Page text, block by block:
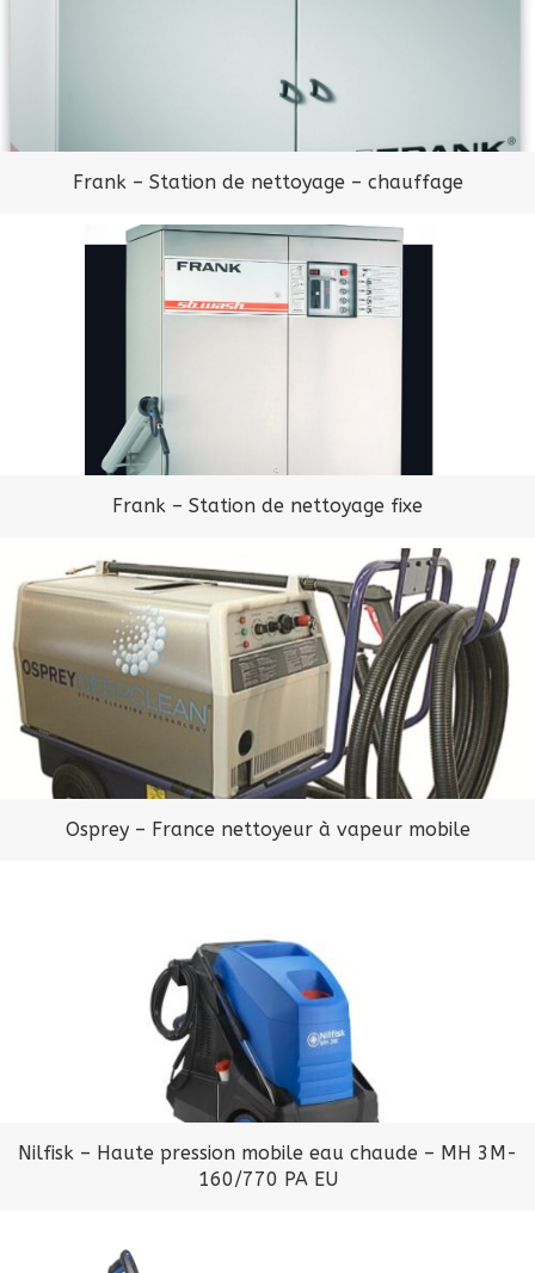
Frank – Station de nettoyage – chauffage
Frank – Station de nettoyage fixe
Osprey – France nettoyeur à vapeur mobile
Nilfisk – Haute pression mobile eau chaude – MH 3M-
160/770 PA EU